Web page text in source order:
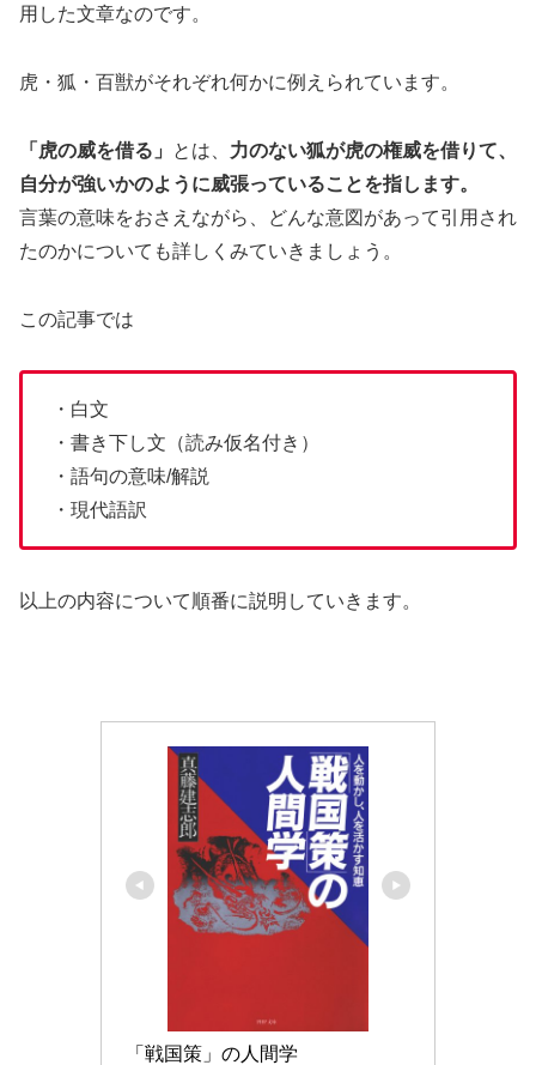
用した文章なのです。
虎・狐・百獣がそれぞれ何かに例えられています。
「虎の威を借る」 とは、 力のない狐が虎の権威を借りて、
自分が強いかのように威張っていることを指します。
言葉の意味をおさえながら、どんな意図があって引用され
たのかについても詳しくみていきましょう。
この記事では
・白文
・書き下し文（読み仮名付き）
・語句の意味/解説
・現代語訳
以上の内容について順番に説明していきます。
「戦国策」の人間学